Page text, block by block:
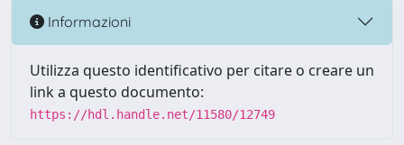
Informazioni
Utilizza questo identificativo per citare o creare un
link a questo documento:
https://hdl.handle.net/11580/12749